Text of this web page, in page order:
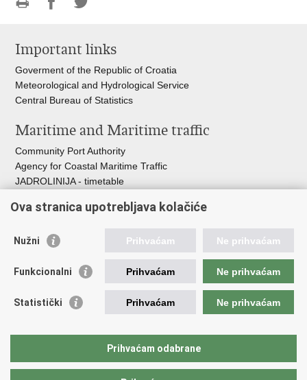
page
FacebookTwitteru
Important links
Goverment of the Republic of Croatia
Meteorological and Hydrological Service
Central Bureau of Statistics
Maritime and Maritime traffic
Community Port Authority
Agency for Coastal Maritime Traffic
JADROLINIJA - timetable
Croatian Motorways
Bus station Zagreb
Craotian Railways Passenger Transport
Zagreb International Airport - Franjo Tuđman
Ova stranica upotrebljava kolačiće
Nužni Prihvaćam Ne prihvaćam
Funkcionalni Prihvaćam Ne prihvaćam
Statistički Prihvaćam Ne prihvaćam
Prihvaćam odabrane